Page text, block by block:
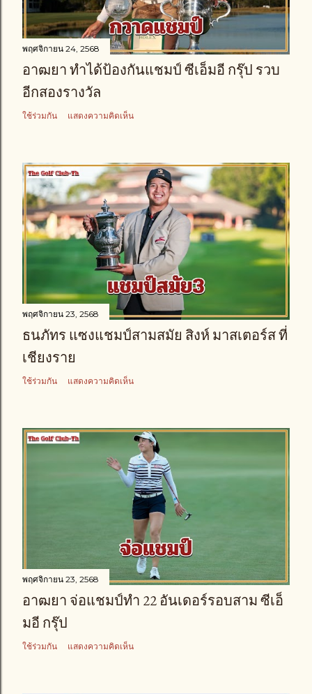
พฤศจิกายน 24, 2568
อาฒยา ทำได้ป้องกันแชมป์ ซีเอ็มอี กรุ๊ป รวบ
อีกสองรางวัล
ใช้ร่วมกัน แสดงความคิดเห็น
พฤศจิกายน 23, 2568
ธนภัทร แซงแชมป์สามสมัย สิงห์ มาสเตอร์ส ที่
เชียงราย
ใช้ร่วมกัน แสดงความคิดเห็น
พฤศจิกายน 23, 2568
อาฒยา จ่อแชมป์ทำ 22 อันเดอร์รอบสาม ซีเอ็
มอี กรุ๊ป
ใช้ร่วมกัน แสดงความคิดเห็น